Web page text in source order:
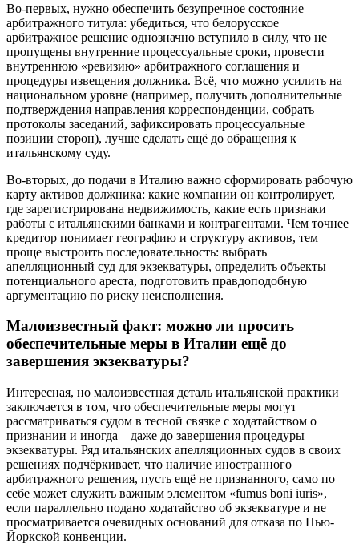
Во-первых, нужно обеспечить безупречное состояние
арбитражного титула: убедиться, что белорусское
арбитражное решение однозначно вступило в силу, что не
пропущены внутренние процессуальные сроки, провести
внутреннюю «ревизию» арбитражного соглашения и
процедуры извещения должника. Всё, что можно усилить на
национальном уровне (например, получить дополнительные
подтверждения направления корреспонденции, собрать
протоколы заседаний, зафиксировать процессуальные
позиции сторон), лучше сделать ещё до обращения к
итальянскому суду.
Во-вторых, до подачи в Италию важно сформировать рабочую
карту активов должника: какие компании он контролирует,
где зарегистрирована недвижимость, какие есть признаки
работы с итальянскими банками и контрагентами. Чем точнее
кредитор понимает географию и структуру активов, тем
проще выстроить последовательность: выбрать
апелляционный суд для экзекватуры, определить объекты
потенциального ареста, подготовить правдоподобную
аргументацию по риску неисполнения.
Малоизвестный факт: можно ли просить
обеспечительные меры в Италии ещё до
завершения экзекватуры?
Интересная, но малоизвестная деталь итальянской практики
заключается в том, что обеспечительные меры могут
рассматриваться судом в тесной связке с ходатайством о
признании и иногда – даже до завершения процедуры
экзекватуры. Ряд итальянских апелляционных судов в своих
решениях подчёркивает, что наличие иностранного
арбитражного решения, пусть ещё не признанного, само по
себе может служить важным элементом «fumus boni iuris»,
если параллельно подано ходатайство об экзекватуре и не
просматривается очевидных оснований для отказа по Нью-
Йоркской конвенции.